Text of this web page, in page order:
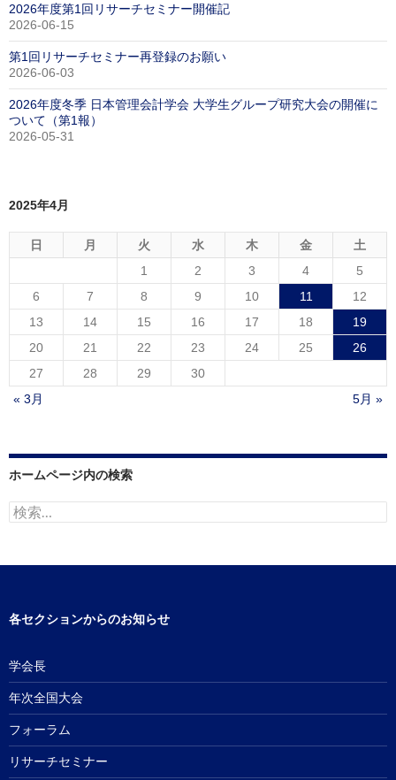
2026年度第1回リサーチセミナー開催記
2026-06-15
第1回リサーチセミナー再登録のお願い
2026-06-03
2026年度冬季 日本管理会計学会 大学生グループ研究大会の開催に
ついて（第1報）
2026-05-31
2025年4月
日 月 火 水 木 金
土
1
2 3 4
5
6
7 8 9 10 11
12
13
14 15 16 17 18
19
20
21 22 23 24 25
26
27
28 29
30
« 3月
5月 »
ホームページ内の検索
検
索:
各セクションからのお知らせ
学会長
年次全国大会
フォーラム
リサーチセミナー